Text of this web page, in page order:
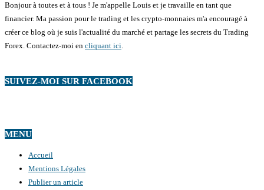
Bonjour à toutes et à tous ! Je m'appelle Louis et je travaille en tant que
financier. Ma passion pour le trading et les crypto-monnaies m'a encouragé à
créer ce blog où je suis l'actualité du marché et partage les secrets du Trading
Forex. Contactez-moi en cliquant ici.
SUIVEZ-MOI SUR FACEBOOK
MENU
Accueil
Mentions Légales
Publier un article